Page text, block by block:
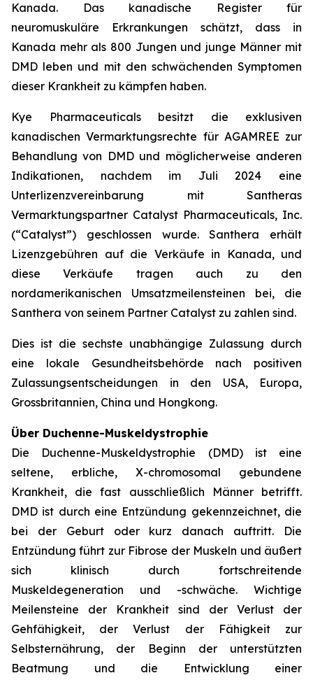
Kanada. Das kanadische Register für
neuromuskuläre Erkrankungen schätzt, dass in
Kanada mehr als 800 Jungen und junge Männer mit
DMD leben und mit den schwächenden Symptomen
dieser Krankheit zu kämpfen haben.
Kye Pharmaceuticals besitzt die exklusiven
kanadischen Vermarktungsrechte für AGAMREE zur
Behandlung von DMD und möglicherweise anderen
Indikationen, nachdem im Juli 2024 eine
Unterlizenzvereinbarung mit Santheras
Vermarktungspartner Catalyst Pharmaceuticals, Inc.
(“Catalyst”) geschlossen wurde. Santhera erhält
Lizenzgebühren auf die Verkäufe in Kanada, und
diese Verkäufe tragen auch zu den
nordamerikanischen Umsatzmeilensteinen bei, die
Santhera von seinem Partner Catalyst zu zahlen sind.
Dies ist die sechste unabhängige Zulassung durch
eine lokale Gesundheitsbehörde nach positiven
Zulassungsentscheidungen in den USA, Europa,
Grossbritannien, China und Hongkong.
Über Duchenne-Muskeldystrophie
Die Duchenne-Muskeldystrophie (DMD) ist eine
seltene, erbliche, X-chromosomal gebundene
Krankheit, die fast ausschließlich Männer betrifft.
DMD ist durch eine Entzündung gekennzeichnet, die
bei der Geburt oder kurz danach auftritt. Die
Entzündung führt zur Fibrose der Muskeln und äußert
sich klinisch durch fortschreitende
Muskeldegeneration und -schwäche. Wichtige
Meilensteine der Krankheit sind der Verlust der
Gehfähigkeit, der Verlust der Fähigkeit zur
Selbsternährung, der Beginn der unterstützten
Beatmung und die Entwicklung einer